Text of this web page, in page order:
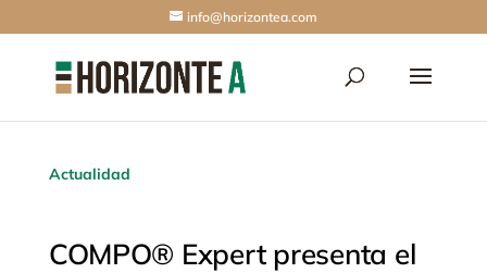
info@horizontea.com
Actualidad
COMPO® Expert presenta el